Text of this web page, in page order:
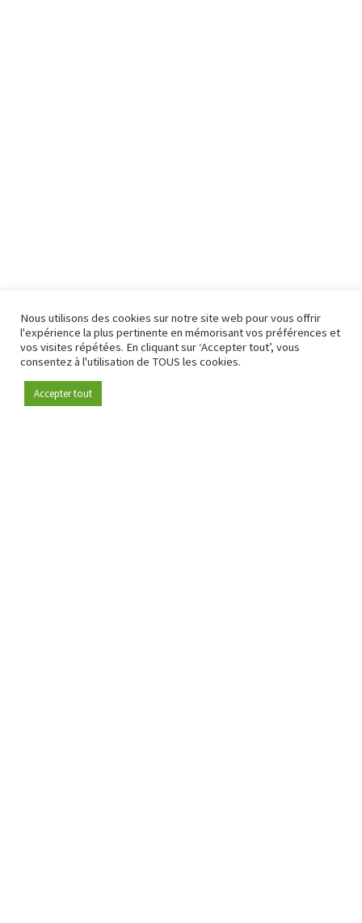
Devenez membre
Nous utilisons des cookies sur notre site web pour vous offrir
l'expérience la plus pertinente en mémorisant vos préférences et
vos visites répétées. En cliquant sur ‘Accepter tout’, vous
consentez à l'utilisation de TOUS les cookies.
Accepter tout